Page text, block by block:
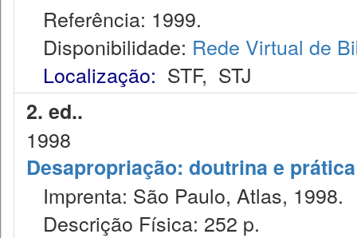
Referência: 1999.
Disponibilidade: Rede Virtual de
Localização: STF, STJ
2. ed..
1998
Desapropriação: doutrina e prática
Imprenta: São Paulo, Atlas, 1998.
Descrição Física: 252 p.